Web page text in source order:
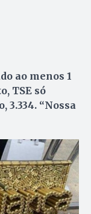
ao menos 1
TSE só
3.334. “Nossa